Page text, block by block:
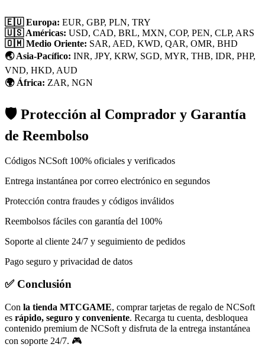
🇪🇺 Europa: EUR, GBP, PLN, TRY
🇺🇸 Américas: USD, CAD, BRL, MXN, COP, PEN, CLP, ARS
🇴🇲 Medio Oriente: SAR, AED, KWD, QAR, OMR, BHD
🌏 Asia-Pacífico: INR, JPY, KRW, SGD, MYR, THB, IDR, PHP,
VND, HKD, AUD
🌍 África: ZAR, NGN
🛡 Protección al Comprador y Garantía
de Reembolso
Códigos NCSoft 100% oficiales y verificados
Entrega instantánea por correo electrónico en segundos
Protección contra fraudes y códigos inválidos
Reembolsos fáciles con garantía del 100%
Soporte al cliente 24/7 y seguimiento de pedidos
Pago seguro y privacidad de datos
✅ Conclusión
Con la tienda MTCGAME, comprar tarjetas de regalo de NCSoft
es rápido, seguro y conveniente. Recarga tu cuenta, desbloquea
contenido premium de NCSoft y disfruta de la entrega instantánea
con soporte 24/7. 🎮